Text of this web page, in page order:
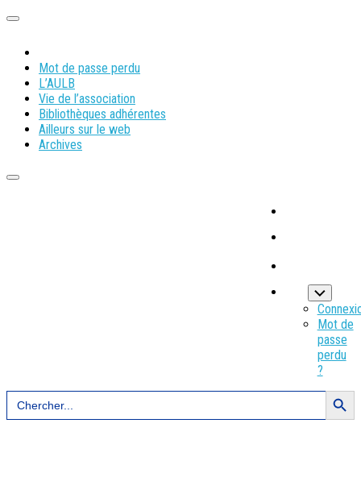
Mot de passe perdu
L’AULB
Vie de l’association
Bibliothèques adhérentes
Ailleurs sur le web
Archives
Mot de
passe
perdu
?
Search
for:
Search Button